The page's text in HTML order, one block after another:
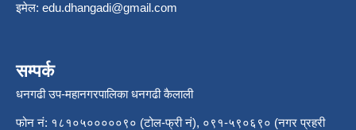
इमेल: edu.dhangadi@gmail.com
सम्पर्क
धनगढी उप-महानगरपालिका धनगढी कैलाली
फोन नं: १८१०५०००००९० (टोल-फ्री नं), ०९१-५९०६९० (नगर प्रहरी